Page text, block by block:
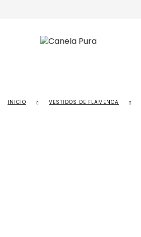
INICIO VESTIDOS DE FLAMENCA